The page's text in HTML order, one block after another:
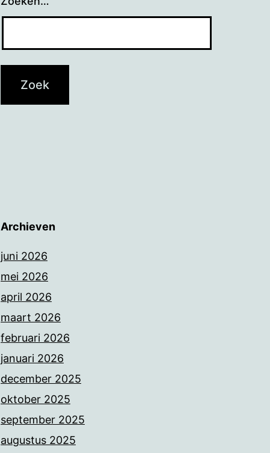
Archieven
juni 2026
mei 2026
april 2026
maart 2026
februari 2026
januari 2026
december 2025
oktober 2025
september 2025
augustus 2025